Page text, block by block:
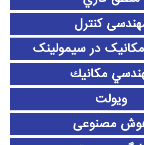
کنترل
در سیمولینک
مكانيك
ویولت
مصنوعی